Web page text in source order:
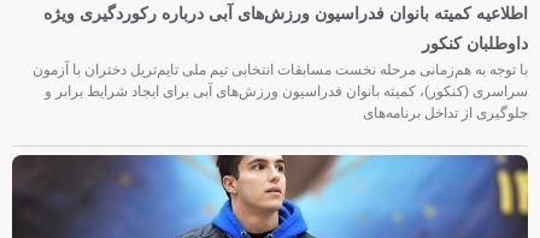
اطلاعیه کمیته بانوان فدراسیون ورزش‌های آبی درباره رکوردگیری ویژه
داوطلبان کنکور
با توجه به هم‌زمانی مرحله نخست مسابقات انتخابی تیم ملی تایم‌تریل دختران با آزمون
سراسری (کنکور)، کمیته بانوان فدراسیون ورزش‌های آبی برای ایجاد شرایط برابر و
جلوگیری از تداخل برنامه‌های